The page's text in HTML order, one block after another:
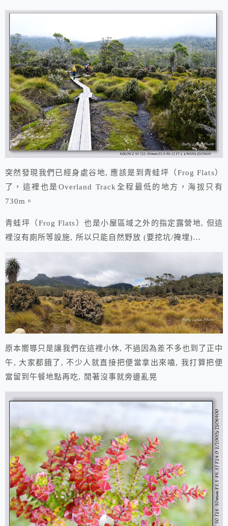
突然發現我們已經身處谷地, 應該是到青蛙坪（Frog Flats）
了，這裡也是Overland Track全程最低的地方，海拔只有
730m。
青蛙坪（Frog Flats）也是小屋區域之外的指定露營地, 但這
裡沒有廁所等設施, 所以只能自然野放 (要挖坑/掩埋)…
原本嚮導只是讓我們在這裡小休, 不過因為差不多也到了正中
午, 大家都餓了, 不少人就直接把便當拿出來嗑, 我打算把便
當留到午餐地點再吃, 閒著沒事就旁邊亂晃